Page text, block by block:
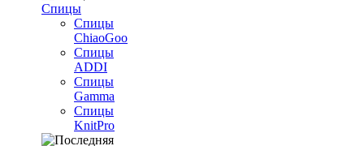
Спицы
Спицы
ChiaoGoo
Спицы
ADDI
Спицы
Gamma
Спицы
KnitPro